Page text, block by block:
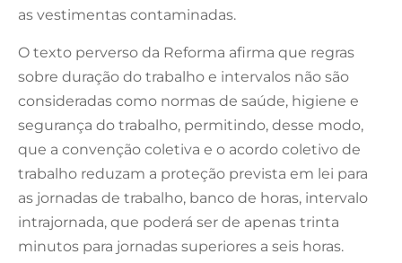
as vestimentas contaminadas.
O texto perverso da Reforma afirma que regras
sobre duração do trabalho e intervalos não são
consideradas como normas de saúde, higiene e
segurança do trabalho, permitindo, desse modo,
que a convenção coletiva e o acordo coletivo de
trabalho reduzam a proteção prevista em lei para
as jornadas de trabalho, banco de horas, intervalo
intrajornada, que poderá ser de apenas trinta
minutos para jornadas superiores a seis horas.